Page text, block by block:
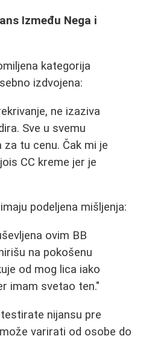
Između Nega i
kategorija
izdvojena:
ne izaziva
Sve u svemu
tu cenu. Čak mi je
CC kreme jer je
podeljena mišljenja:
ovim BB
na pokošenu
od mog lica iako
imam svetao ten."
nijansu pre
varirati od osobe do